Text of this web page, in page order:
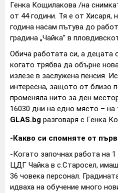
Генка Кощилакова /на
от 44 години. Тя е от Хисаря,
година насам пътува до
градина „Чайка” в
Обича работата си, а децата
когато трябва да обърне
излезе в заслужена пенсия.
интересна, защото от близо
променяла нито за ден
16030 дни на едно място – на
GLAS.bg разговаря с Генка
-Какво си спомняте от
-Когато започнах работа на
ЦДГ Чайка в с.Старосел,
36 човека персонал.
идваха на обучение много